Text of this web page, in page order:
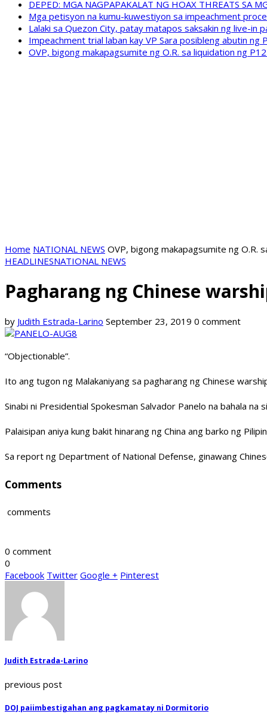
DEPED: MGA NAGPAPAKALAT NG HOAX THREATS SA
Mga petisyon na kumu-kuwestiyon sa impeachment
Lalaki sa Quezon City, patay matapos saksakin ng live-in
Impeachment trial laban kay VP Sara posibleng abutin
OVP, bigong makapagsumite ng O.R. sa liquidation ng
Home NATIONAL NEWS OVP, bigong makapagsumite ng O.R.
HEADLINESNATIONAL NEWS
Pagharang ng Chinese
by Judith Estrada-Larino September 23, 2019 0 comment
“Objectionable”.
Ito ang tugon ng Malakaniyang sa pagharang ng Chinese
Sinabi ni Presidential Spokesman Salvador Panelo na bahala
Palaisipan aniya kung bakit hinarang ng China ang barko ng
Sa report ng Department of National Defense, ginawang
Comments
comments
0 comment
0
Facebook Twitter Google + Pinterest
Judith Estrada-Larino
previous post
DOJ paiimbestigahan ang pagkamatay ni Dormitorio